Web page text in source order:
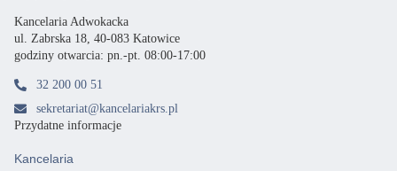
Kancelaria Adwokacka
ul. Zabrska 18, 40-083 Katowice
godziny otwarcia: pn.-pt. 08:00-17:00
32 200 00 51
sekretariat@kancelariakrs.pl
Przydatne informacje
Kancelaria